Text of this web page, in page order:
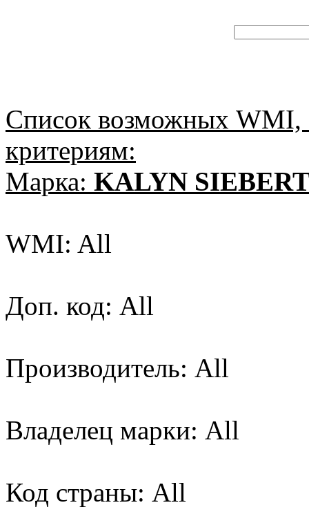
Список возможных
критериям:
Марка: KALYN
WMI: All
Доп. код: All
Производитель: All
Владелец марки: All
Код страны: All